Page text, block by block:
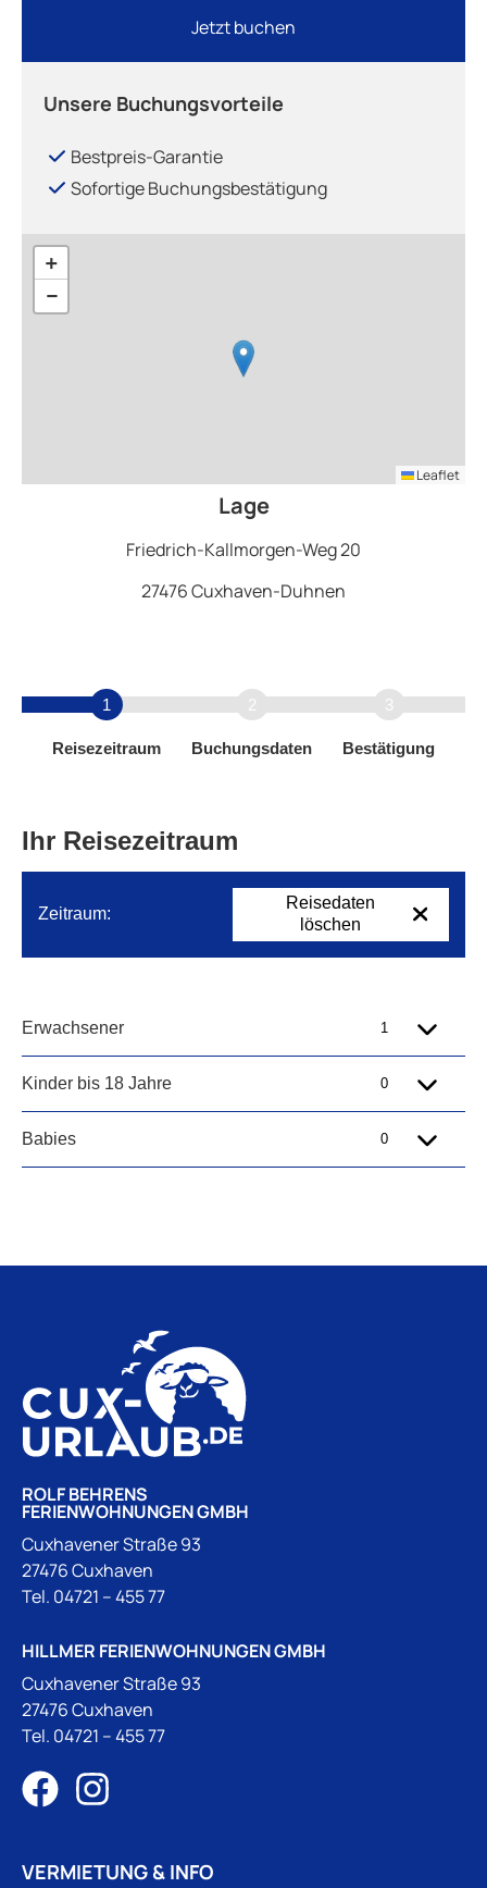
Jetzt buchen
Unsere Buchungsvorteile
Bestpreis-Garantie
Sofortige Buchungsbestätigung
+
−
Leaflet
Lage
Friedrich-Kallmorgen-Weg 20
27476 Cuxhaven-Duhnen
ROLF BEHRENS
FERIENWOHNUNGEN GMBH
Cuxhavener Straße 93
27476 Cuxhaven
Tel. 04721 – 455 77
HILLMER FERIENWOHNUNGEN GMBH
Cuxhavener Straße 93
27476 Cuxhaven
Tel. 04721 – 455 77
VERMIETUNG & INFO